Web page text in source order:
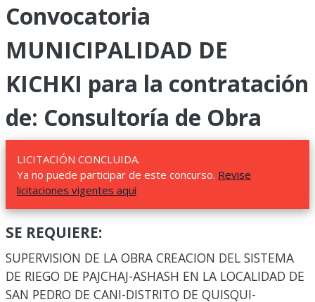
Convocatoria
MUNICIPALIDAD DE
KICHKI para la contratación
de: Consultoría de Obra
LICITACIÓN CONCLUIDA.
Ya no puede participar de este concurso. Revise
licitaciones vigentes aquí
SE REQUIERE:
SUPERVISION DE LA OBRA CREACION DEL SISTEMA
DE RIEGO DE PAJCHAJ-ASHASH EN LA LOCALIDAD DE
SAN PEDRO DE CANI-DISTRITO DE QUISQUI-